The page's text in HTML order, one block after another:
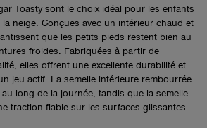
Toasty sont le choix idéal pour les enfants
neige. Conçues avec un intérieur chaud et
que les petits pieds restent bien au
froides. Fabriquées à partir de
elles offrent une excellente durabilité et
jeu actif. La semelle intérieure rembourrée
long de la journée, tandis que la semelle
traction fiable sur les surfaces glissantes.